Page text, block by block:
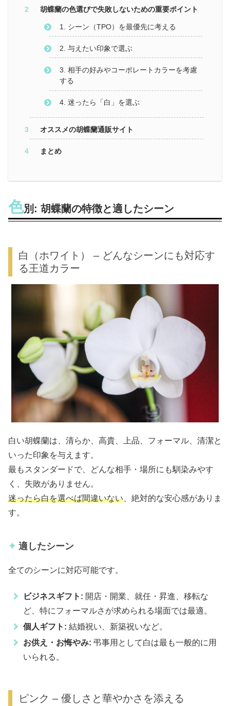
胡蝶蘭の色選びで失敗しないための重要ポイント
1. シーン（TPO）を最優先に考える
2. 与えたい印象で選ぶ
3. 相手の好みやコーポレートカラーを考慮
する
4. 迷ったら「白」を選ぶ
オススメの胡蝶蘭通販サイト
まとめ
色別: 胡蝶蘭の特徴と適したシーン
白（ホワイト） – どんなシーンにも対応す
る王道カラー
白い胡蝶蘭は、清らか、高貴、上品、フォーマル、清潔と
いった印象を与えます。
最もスタンダードで、どんな相手・場所にも馴染みやす
く、失敗がありません。
迷ったら白を選べば間違いない 、絶対的な安心感がありま
す。
適したシーン
全てのシーンに対応可能です。
ビジネスギフト: 開店・開業、就任・昇進、移転な
ど、特にフォーマルさが求められる場面では最適。
個人ギフト: 結婚祝い、新築祝いなど。
お供え・お悔やみ: 弔事用として白は最も一般的に用
いられる。
ピンク – 優しさと華やかさを添える